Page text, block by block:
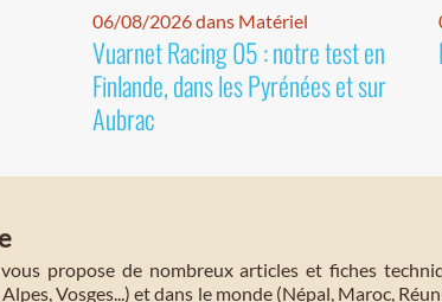
06/08/2026 dans Matériel
Vuarnet Racing 05 : notre test en
Finlande, dans les Pyrénées et sur
Aubrac
propose de nombreux articles et fiches
Vosges...) et dans le monde (Népal, Maroc,